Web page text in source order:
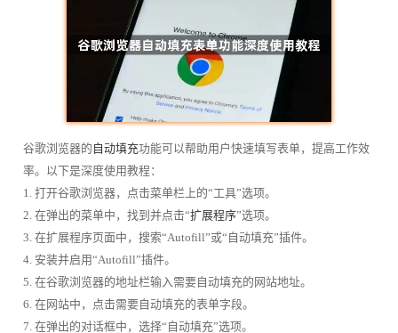
谷歌浏览器的 自动填充功能可以帮助用户快速填写表单，提高工作效
率。以下是深度使用教程：
1. 打开谷歌浏览器，点击菜单栏上的“工具”选项。
2. 在弹出的菜单中，找到并点击“扩展程序”选项。
3. 在扩展程序页面中，搜索“Autofill”或“自动填充”插件。
4. 安装并启用“Autofill”插件。
5. 在谷歌浏览器的地址栏输入需要自动填充的网站地址。
6. 在网站中，点击需要自动填充的表单字段。
7. 在弹出的对话框中，选择“自动填充”选项。